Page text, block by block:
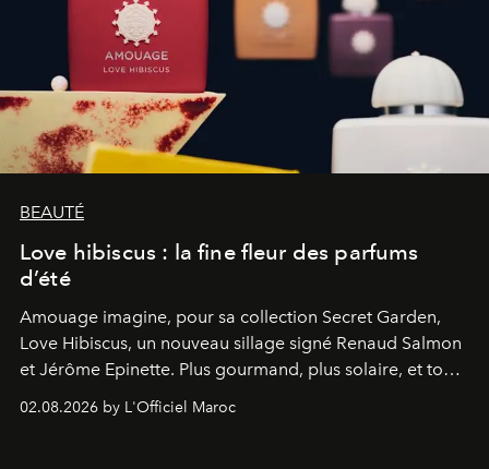
BEAUTÉ
Love hibiscus : la fine fleur des parfums
d’été
Amouage imagine, pour sa collection Secret Garden,
Love Hibiscus, un nouveau sillage signé Renaud Salmon
et Jérôme Epinette. Plus gourmand, plus solaire, et tout
à fait irrésistible.
02.08.2026 by L'Officiel Maroc